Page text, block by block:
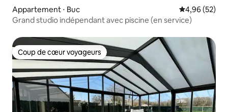
Appartement ⋅ Buc Évaluation
4,96 (52)
Grand studio indépendant avec piscine (en service)
Coup de cœur voyageurs
Coup de cœur voyageurs